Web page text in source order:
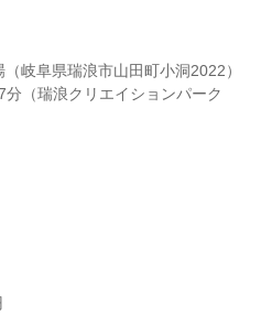
岐阜県瑞浪市山田町小洞2022）
（瑞浪クリエイションパーク